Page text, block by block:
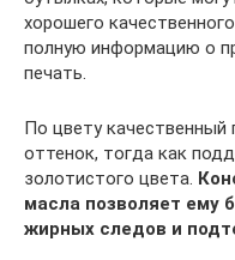
хорошего
полную информацию о
печать.
По цвету качественный
оттенок, тогда как
золотистого цвета.
масла позволяет ему
жирных следов и